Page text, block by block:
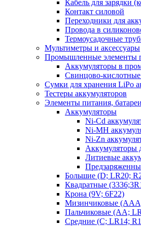
Кабель для зарядки
Контакт силовой
Переходники для
Провода в
Термоусадочные
Мультиметры и аксессуары
Промышленные элементы
Аккумуляторы в
Свинцово-кислотные
Сумки для хранения LiPo
Тестеры аккумуляторов
Элементы питания,
Аккумуляторы
Ni-Cd
Ni-MH
Ni-Zn
Аккумуляторы
Литиевые
Большие (D; LR20;
Квадратные
Крона (9V; 6F22)
Мизинчиковые
Пальчиковые (AA;
Средние (C; LR14;